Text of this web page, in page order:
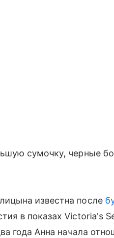
сумочку, черные
известна после
в показах Victoria's
года Анна начала